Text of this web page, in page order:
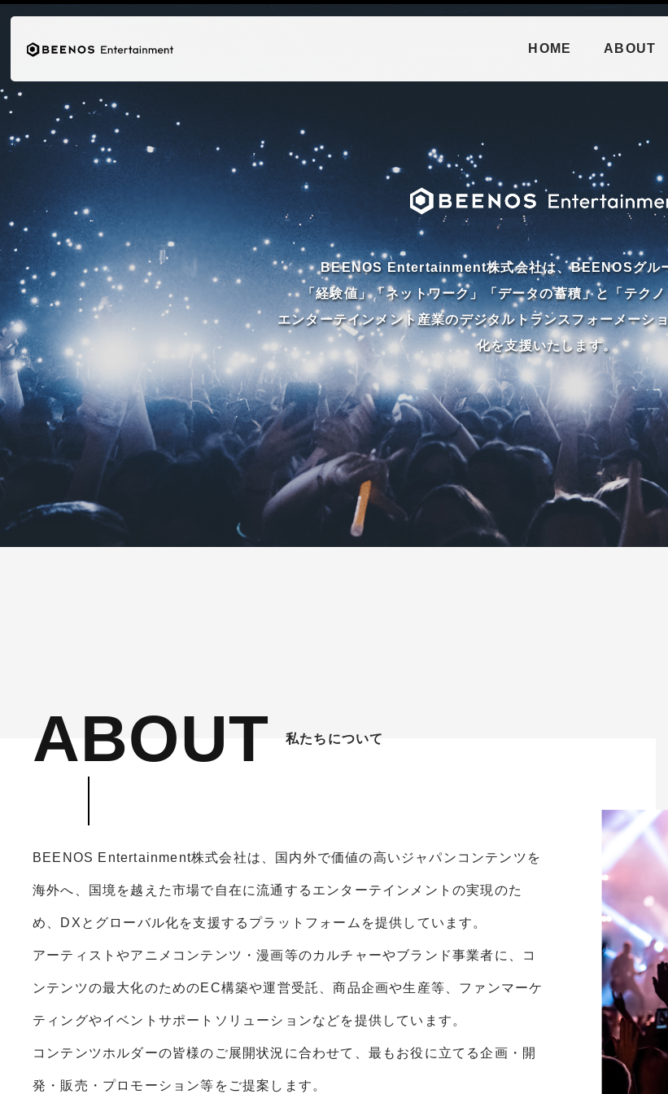
HOME ABOUT
BEENOS Entertainment株式会社は、BEENOSグル
「経験値」「ネットワーク」「データの蓄積」と
「テク
エンターテインメント産業のデジタルトランスフォーメーシ
化を支援いたします。
ABOUT 私たちについて
BEENOS Entertainment株式会社は、国内外で価値の高いジャパンコンテンツを
海外へ、国境を越えた市場で自在に流通するエンターテインメントの実現のた
め、DXとグローバル化を支援するプラットフォームを提供しています。
アーティストやアニメコンテンツ・漫画等のカルチャーやブランド事業者に、コ
ンテンツの最大化のためのEC構築や運営受託、商品企画や生産等、ファンマーケ
ティングやイベントサポートソリューションなどを提供しています。
コンテンツホルダーの皆様のご展開状況に合わせて、最もお役に立てる企画・開
発・販売・プロモーション等をご提案します。